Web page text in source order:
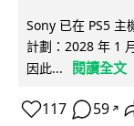
Sony 已在 PS5 主
計劃：2028 年 1
因此...
閱讀全文
117 59 ↗